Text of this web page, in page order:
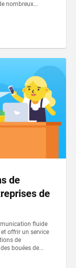
nombreux...
de
de
fluide
offrir un service
de
bouées de...